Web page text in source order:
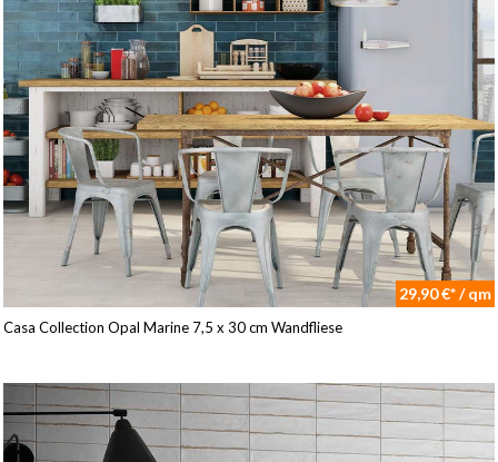
29,90 €* / qm
Casa Collection Opal Marine 7,5 x 30 cm Wandfliese